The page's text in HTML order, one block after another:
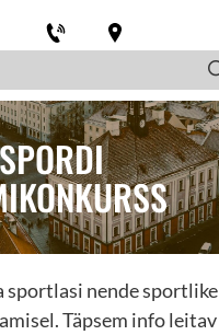
sportlasi nende sportlike
Täpsem info leitav